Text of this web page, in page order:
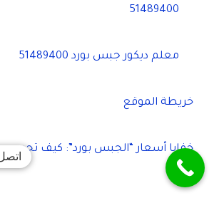
51489400
معلم ديكور جبس بورد 51489400
خريطة الموقع
خفايا أسعار “الجبس بورد”: كيف
بدقة؟